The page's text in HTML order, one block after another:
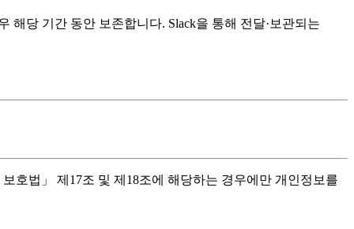
해당 기간 동안 보존합니다. Slack을 통해 전달·보관되는
호법」 제17조 및 제18조에 해당하는 경우에만 개인정보를